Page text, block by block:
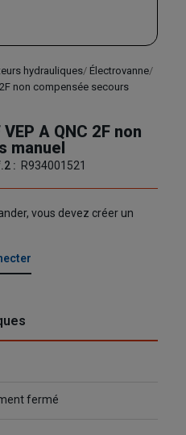
hydrauliques Électrovanne
non compensée secours
A QNC 2F non
manuel
: R934001521
vous devez créer un
fermé